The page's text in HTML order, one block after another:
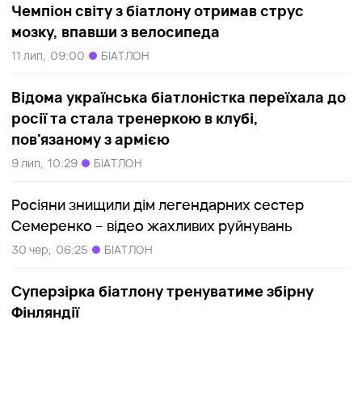
Чемпіон світу з біатлону отримав струс
мозку, впавши з велосипеда
11 лип, 09:00 БІАТЛОН
Відома українська біатлоністка переїхала до
росії та стала тренеркою в клубі,
пов'язаному з армією
9 лип, 10:29 БІАТЛОН
Росіяни знищили дім легендарних сестер
Семеренко – відео жахливих руйнувань
30 чер, 06:25 БІАТЛОН
Суперзірка біатлону тренуватиме збірну
Фінляндії